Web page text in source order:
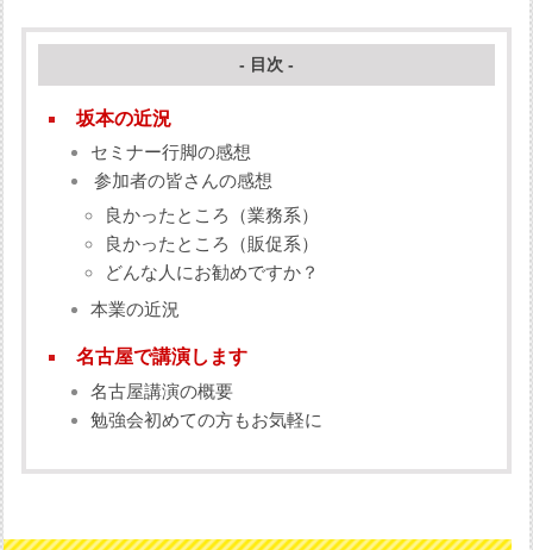
- 目次 -
坂本の近況
セミナー行脚の感想
参加者の皆さんの感想
良かったところ（業務系）
良かったところ（販促系）
どんな人にお勧めですか？
本業の近況
名古屋で講演します
名古屋講演の概要
勉強会初めての方もお気軽に